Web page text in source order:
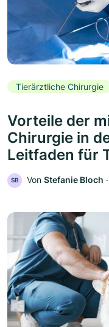
Tierärztliche Chirurgie
Vorteile der
Chirurgie in
Leitfaden für
SB Von Stefanie Bloch ‧